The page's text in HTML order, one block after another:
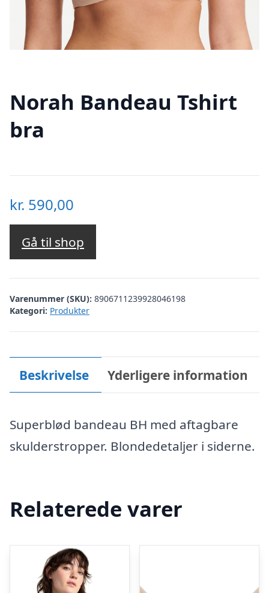
Norah Bandeau Tshirt
bra
kr. 590,00
Gå til shop
Varenummer (SKU): 8906711239928046198
Kategori: Produkter
Beskrivelse Yderligere information
Superblød bandeau BH med aftagbare
skulderstropper. Blondedetaljer i siderne.
Relaterede varer